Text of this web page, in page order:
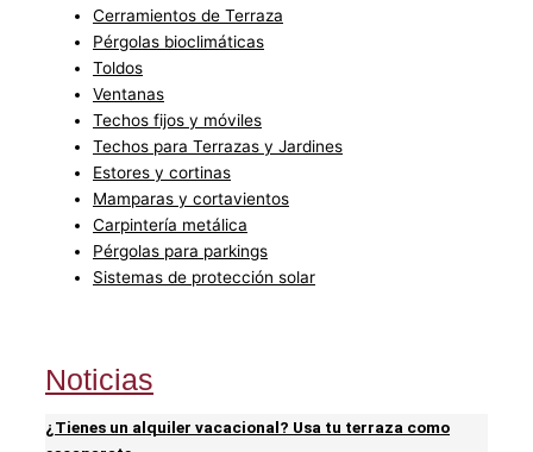
Cerramientos de Terraza
Pérgolas bioclimáticas
Toldos
Ventanas
Techos fijos y móviles
Techos para Terrazas y Jardines
Estores y cortinas
Mamparas y cortavientos
Carpintería metálica
Pérgolas para parkings
Sistemas de protección solar
Noticias
¿Tienes un alquiler vacacional? Usa tu terraza como